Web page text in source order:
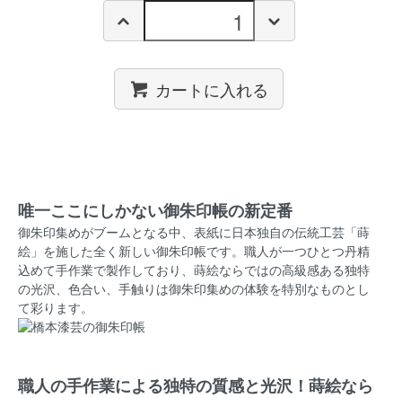
カートに入れる
唯一ここにしかない御朱印帳の新定番
御朱印集めがブームとなる中、表紙に日本独自の伝統工芸「蒔
絵」を施した全く新しい御朱印帳です。職人が一つひとつ丹精
込めて手作業で製作しており、蒔絵ならではの高級感ある独特
の光沢、色合い、手触りは御朱印集めの体験を特別なものとし
て彩ります。
職人の手作業による独特の質感と光沢！蒔絵なら